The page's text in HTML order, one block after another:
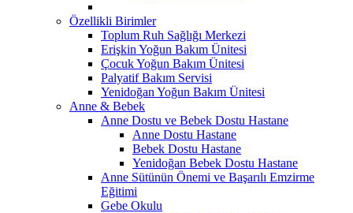
Özellikli Birimler
Toplum Ruh Sağlığı Merkezi
Erişkin Yoğun Bakım Ünitesi
Çocuk Yoğun Bakım Ünitesi
Palyatif Bakım Servisi
Yenidoğan Yoğun Bakım Ünitesi
Anne & Bebek
Anne Dostu ve Bebek Dostu Hastane
Anne Dostu Hastane
Bebek Dostu Hastane
Yenidoğan Bebek Dostu Hastane
Anne Sütünün Önemi ve Başarılı Emzirme
Eğitimi
Gebe Okulu